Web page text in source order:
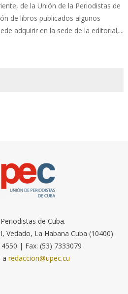
de la Unión de la Periodistas de
de libros publicados algunos
adquirir en la sede de la editorial,...
de Cuba.
Vedado, La Habana Cuba (10400)
| Fax: (53) 7333079
a redaccion@upec.cu